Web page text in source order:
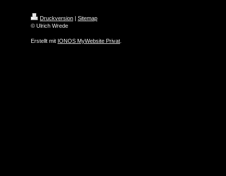
Druckversion | Sitemap
© Ulrich Wrede
Erstellt mit IONOS MyWebsite Privat